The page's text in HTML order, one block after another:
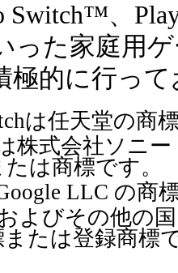
Switch™、
った家庭用
極的に行っ
は任天堂の商
は株式会社ソニ
は商標です。
LLC の商
よびその他の
または登録商標